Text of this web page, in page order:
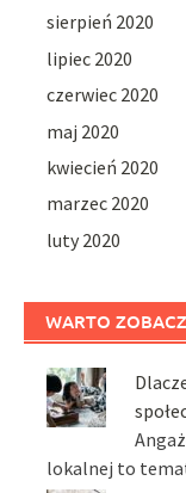
sierpień 2020
lipiec 2020
czerwiec 2020
maj 2020
kwiecień 2020
marzec 2020
luty 2020
WARTO
lokalnej to